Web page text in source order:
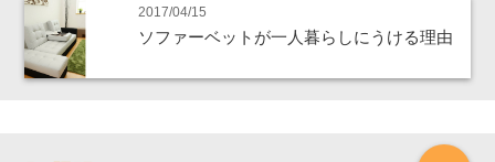
2017/04/15
ソファーベットが一人暮らしにうける理由